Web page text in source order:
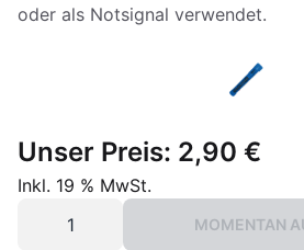
oder als Notsignal verwendet.
Unser Preis: 2,90 €
Inkl. 19 % MwSt.
MOMENTAN